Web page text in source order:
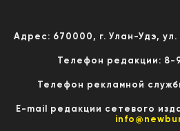
Адрес: 670000, г. Улан-Удэ,
Телефон редакции: 8-
Телефон рекламной
E-mail редакции сетевого